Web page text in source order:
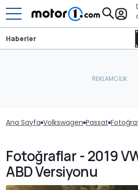
Haberler
Ana Sayfa Volkswagen Passat
Fotoğraflar - 2019
ABD Versiyonu